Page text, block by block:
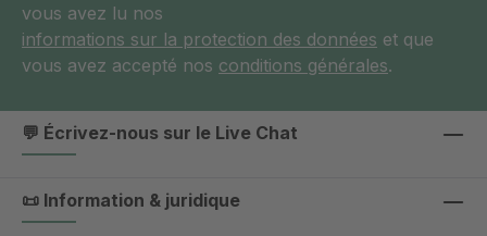
vous avez lu nos
informations sur la protection des données et que
vous avez accepté nos conditions générales.
💬 Écrivez-nous sur le Live Chat
📜 Information & juridique